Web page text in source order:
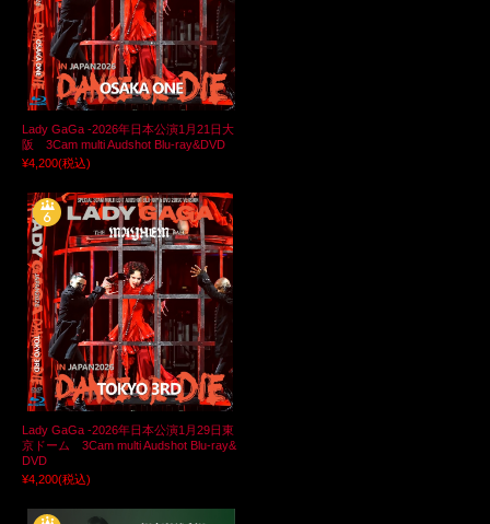
Lady GaGa -2026年日本公演1月21日大
阪 3Cam multi Audshot Blu-ray&DVD
¥4,200(税込)
Lady GaGa -2026年日本公演1月29日東
京ドーム 3Cam multi Audshot Blu-ray&
DVD
¥4,200(税込)